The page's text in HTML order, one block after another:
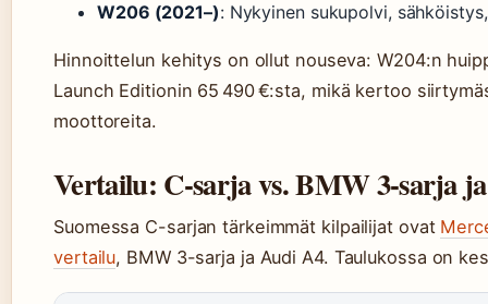
W206 (2021–): Nykyinen sukupolvi,
Hinnoittelun kehitys on ollut nouseva: W204:n
Launch Editionin 65 490 €:sta, mikä kertoo
moottoreita.
Vertailu: C-sarja vs. BMW 3-sarja
Suomessa C-sarjan tärkeimmät kilpailijat ovat
vertailu, BMW 3-sarja ja Audi A4. Taulukossa on